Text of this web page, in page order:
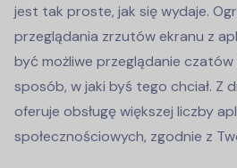
jest tak proste, jak się wydaje.
przeglądania zrzutów ekranu z
być możliwe przeglądanie
sposób, w jaki byś tego chciał. Z
oferuje obsługę większej liczby
społecznościowych, zgodnie z